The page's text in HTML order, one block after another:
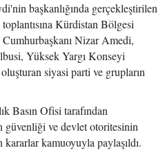
başkanlığında gerçekleştirilen
Kürdistan Bölgesi
Nizar Amedi,
Yüksek Yargı Konseyi
siyasi parti ve grupların
Basın Ofisi tarafından
güvenliği ve devlet otoritesinin
kamuoyuyla paylaşıldı.